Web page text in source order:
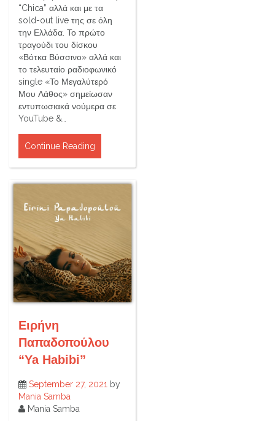
“Chica” αλλά και με τα
sold-out live της σε όλη
την Ελλάδα. Το πρώτο
τραγούδι του δίσκου
«Βότκα Βύσσινο» αλλά και
το τελευταίο ραδιοφωνικό
single «Το Μεγαλύτερό
Μου Λάθος» σημείωσαν
εντυπωσιακά νούμερα σε
YouTube &…
Continue Reading
Ειρήνη
Παπαδοπούλου
“Ya Habibi”
September 27, 2021 by
Mania Samba
Mania Samba